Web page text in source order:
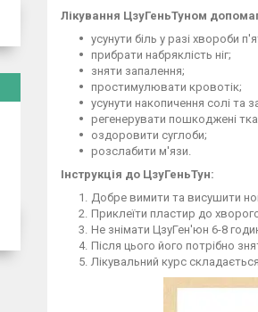
Лікування ЦзуГеньТуном
усунути біль у разі хвороби
прибрати набряклість ніг;
зняти запалення;
простимулювати кровотік;
усунути накопичення солі та
регенерувати пошкоджені
оздоровити суглоби;
розслабити м'язи.
Інструкція до ЦзуГеньТун:
Добре вимити та висушити
Приклеїти пластир до
Не знімати ЦзуГен'юн 6-8
Після цього його потрібно
Лікувальний курс складається